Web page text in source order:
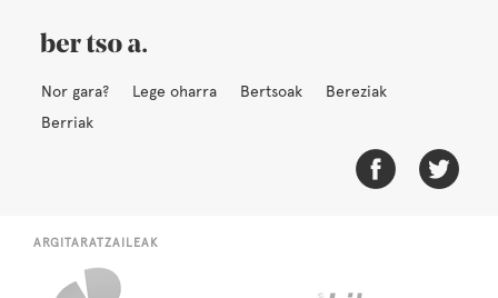
Nor gara? Lege oharra Bertsoak
Bereziak
Berriak
ARGITARATZAILEAK